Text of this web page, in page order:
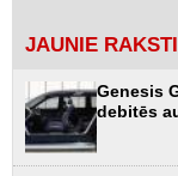
JAUNIE RAKSTI
Genesis
debitēs